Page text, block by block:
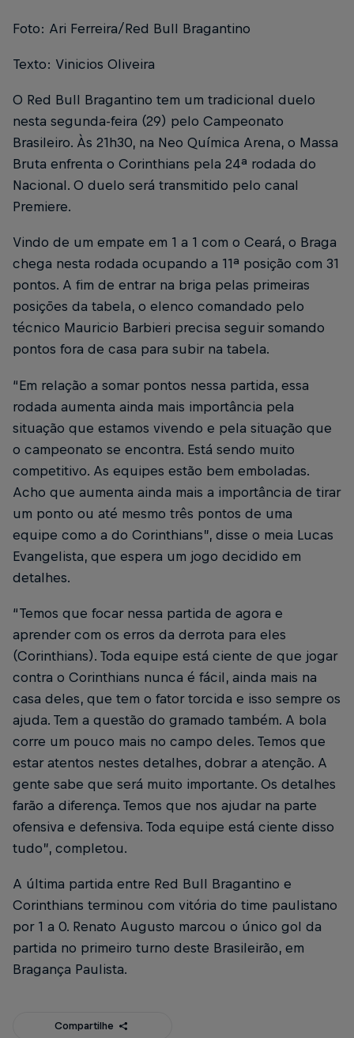
Foto: Ari Ferreira/Red Bull Bragantino
Texto: Vinicios Oliveira
O Red Bull Bragantino tem um tradicional duelo
nesta segunda-feira (29) pelo Campeonato
Brasileiro. Às 21h30, na Neo Química Arena, o Massa
Bruta enfrenta o Corinthians pela 24ª rodada do
Nacional. O duelo será transmitido pelo canal
Premiere.
Vindo de um empate em 1 a 1 com o Ceará, o Braga
chega nesta rodada ocupando a 11ª posição com 31
pontos. A fim de entrar na briga pelas primeiras
posições da tabela, o elenco comandado pelo
técnico Mauricio Barbieri precisa seguir somando
pontos fora de casa para subir na tabela.
“Em relação a somar pontos nessa partida, essa
rodada aumenta ainda mais importância pela
situação que estamos vivendo e pela situação que
o campeonato se encontra. Está sendo muito
competitivo. As equipes estão bem emboladas.
Acho que aumenta ainda mais a importância de tirar
um ponto ou até mesmo três pontos de uma
equipe como a do Corinthians”, disse o meia Lucas
Evangelista, que espera um jogo decidido em
detalhes.
“Temos que focar nessa partida de agora e
aprender com os erros da derrota para eles
(Corinthians). Toda equipe está ciente de que jogar
contra o Corinthians nunca é fácil, ainda mais na
casa deles, que tem o fator torcida e isso sempre os
ajuda. Tem a questão do gramado também. A bola
corre um pouco mais no campo deles. Temos que
estar atentos nestes detalhes, dobrar a atenção. A
gente sabe que será muito importante. Os detalhes
farão a diferença. Temos que nos ajudar na parte
ofensiva e defensiva. Toda equipe está ciente disso
tudo”, completou.
A última partida entre Red Bull Bragantino e
Corinthians terminou com vitória do time paulistano
por 1 a 0. Renato Augusto marcou o único gol da
partida no primeiro turno deste Brasileirão, em
Bragança Paulista.
Compartilhe